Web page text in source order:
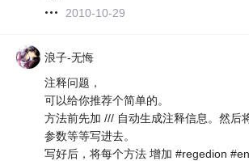
2010-10-29
浪子-无悔
注释问题，
可以给你推荐个简单的。
方法前先加 /// 自动生成注释信息。然后
参数等等写进去。
写好后，将每个方法 增加 #regedion